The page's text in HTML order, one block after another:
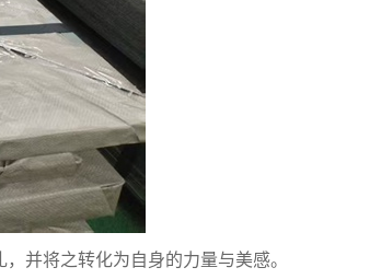
并将之转化为自身的力量与美感。